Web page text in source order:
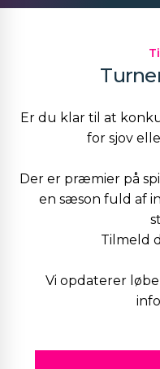
Er du klar til at
for sjov
Der er præmier på
en sæson fuld af
Tilmeld
Vi opdaterer